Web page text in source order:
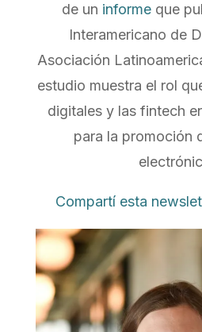
de un informeque
Interamericano de
Asociación
estudio muestra el rol
digitales y las fintech
para la promoción
Compartí esta